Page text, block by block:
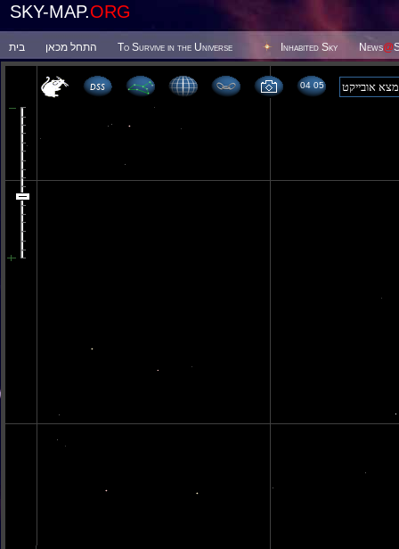
SKY-MAP.ORG
בית התחל מכאן To Survive in the Universe Inhabited Sky News@
04 05